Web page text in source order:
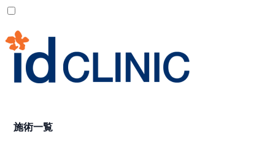
施術一覧